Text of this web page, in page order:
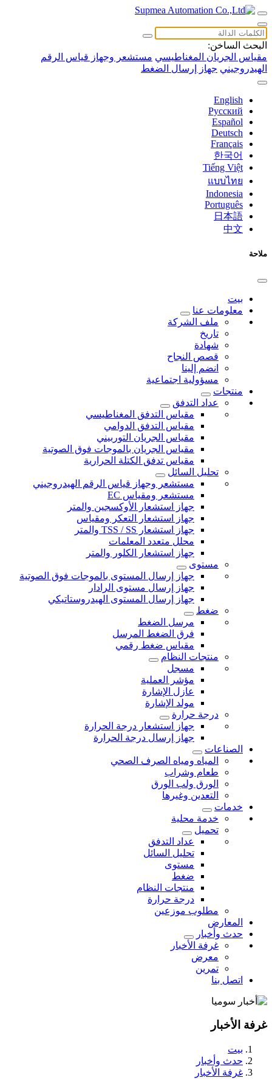
البحث الساخن:
مقياس الجريان المغناطيسي مستشعر وجهاز قياس الرقم
الهيدروجيني جهاز إرسال الضغط
English
Русский
Español
Deutsch
Français
한국어
Tiếng Việt
แบบไทย
Indonesia
Português
日本語
中文
ملاحة
بيت
معلومات عنا
ملف الشركة
تاريخ
شهادة
قصص النجاح
انضم إلينا
مسؤولية اجتماعية
منتجات
عداد التدفق
مقياس التدفق المغناطيسي
مقياس التدفق الدوامي
مقياس الجريان التوربيني
مقياس الجريان بالموجات فوق الصوتية
مقياس تدفق الكتلة الحرارية
تحليل السائل
مستشعر وجهاز قياس الرقم الهيدروجيني
مستشعر ومقياس EC
جهاز استشعار الأوكسجين والمتر
جهاز استشعار التعكر ومقياس
جهاز استشعار TSS / SS والمتر
محلل متعدد المعلمات
جهاز استشعار الكلور والمتر
مستوى
جهاز إرسال المستوى بالموجات فوق الصوتية
جهاز إرسال مستوى الرادار
جهاز إرسال المستوى الهيدروستاتيكي
ضغط
مرسل الضغط
فرق الضغط المرسل
مقياس ضغط رقمي
منتجات النظام
مسجل
مؤشر العملية
عازل الإشارة
مولد الإشارة
درجة حرارة
جهاز استشعار درجة الحرارة
جهاز إرسال درجة الحرارة
الصناعات
المياه ومياه الصرف الصحي
طعام وشراب
الورق ولب الورق
التعدين وغيرها
خدمات
خدمة محلية
تحميل
عداد التدفق
تحليل السائل
مستوى
ضغط
منتجات النظام
درجة حرارة
مطلوب موزعين
المعارض
حدث وأخبار
غرفة الأخبار
معرض
تمرين
اتصل بنا
غرفة الأخبار
بيت
حدث وأخبار
غرفة الأخبار